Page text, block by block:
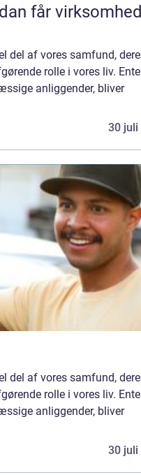
del af vores samfund,
rolle i vores liv.
anliggender, bliver
30 juli
del af vores samfund,
rolle i vores liv.
anliggender, bliver
30 juli